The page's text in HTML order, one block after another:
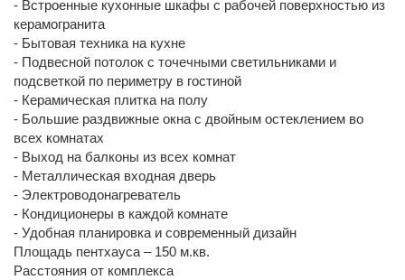
- Встроенные кухонные шкафы с рабочей поверхностью из
керамогранита
- Бытовая техника на кухне
- Подвесной потолок с точечными светильниками и
подсветкой по периметру в гостиной
- Керамическая плитка на полу
- Большие раздвижные окна с двойным остеклением во
всех комнатах
- Выход на балконы из всех комнат
- Металлическая входная дверь
- Электроводонагреватель
- Кондиционеры в каждой комнате
- Удобная планировка и современный дизайн
Площадь пентхауса – 150 м.кв.
Расстояния от комплекса